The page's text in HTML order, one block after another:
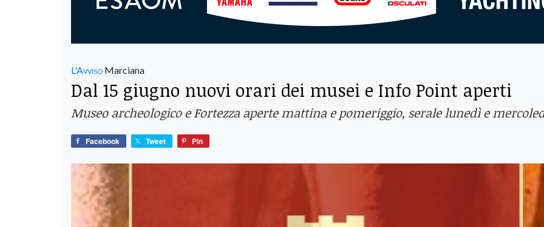
L'Avviso Marciana
Dal 15 giugno nuovi orari dei musei e Info Point aperti
Museo archeologico e Fortezza aperte mattina e pomeriggio, serale lunedì e
Facebook Tweet Pin